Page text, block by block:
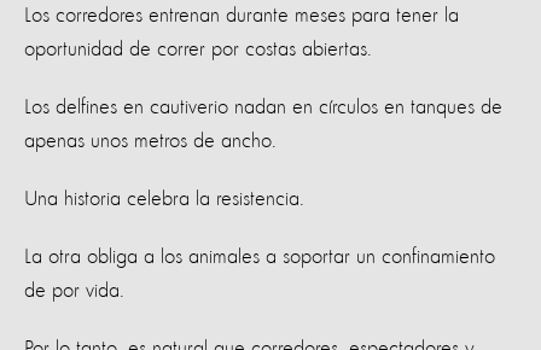
Los corredores entrenan durante meses para tener la
oportunidad de correr por costas abiertas.
Los delfines en cautiverio nadan en círculos en tanques de
apenas unos metros de ancho.
Una historia celebra la resistencia.
La otra obliga a los animales a soportar un confinamiento
de por vida.